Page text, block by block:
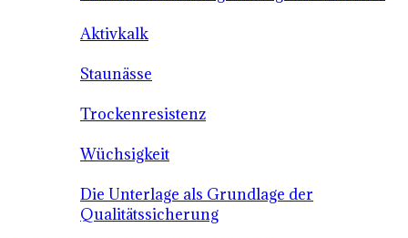
Aktivkalk
Staunässe
Trockenresistenz
Wüchsigkeit
Die Unterlage als Grundlage der
Qualitätssicherung